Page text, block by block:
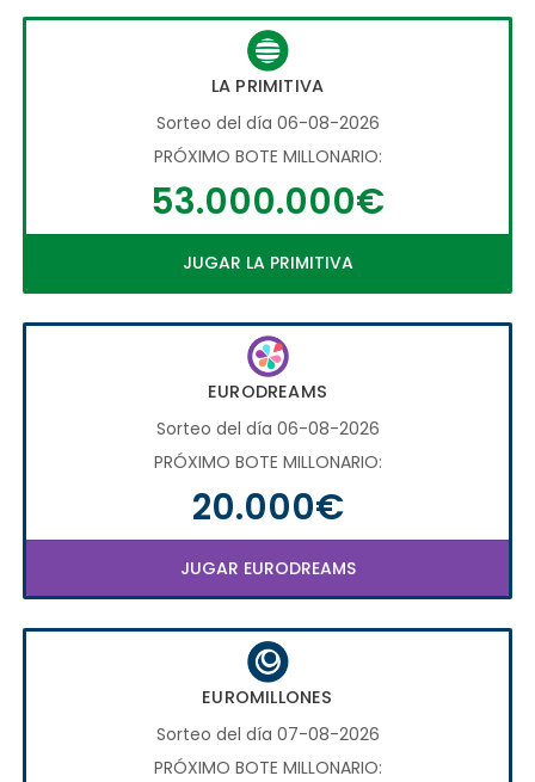
LA PRIMITIVA
Sorteo del día 06-08-2026
PRÓXIMO BOTE MILLONARIO:
53.000.000€
JUGAR LA PRIMITIVA
EURODREAMS
Sorteo del día 06-08-2026
PRÓXIMO BOTE MILLONARIO:
20.000€
JUGAR EURODREAMS
EUROMILLONES
Sorteo del día 07-08-2026
PRÓXIMO BOTE MILLONARIO: